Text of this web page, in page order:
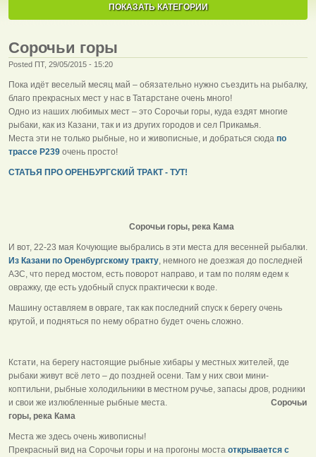
ПОКАЗАТЬ КАТЕГОРИИ
Сорочьи горы
Posted ПТ, 29/05/2015 - 15:20
Пока идёт веселый месяц май – обязательно нужно съездить на рыбалку,
благо прекрасных мест у нас в Татарстане очень много!
Одно из наших любимых мест – это Сорочьи горы, куда ездят многие
рыбаки, как из Казани, так и из других городов и сел Прикамья.
Места эти не только рыбные, но и живописные, и добраться сюда по
трассе Р239 очень просто!
СТАТЬЯ ПРО ОРЕНБУРГСКИЙ ТРАКТ - ТУТ!
Сорочьи горы, река Кама
И вот, 22-23 мая Кочующие выбрались в эти места для весенней рыбалки.
Из Казани по Оренбургскому тракту, немного не доезжая до последней
АЗС, что перед мостом, есть поворот направо, и там по полям едем к
овражку, где есть удобный спуск практически к воде.
Машину оставляем в овраге, так как последний спуск к берегу очень
крутой, и подняться по нему обратно будет очень сложно.
Кстати, на берегу настоящие рыбные хибары у местных жителей, где
рыбаки живут всё лето – до поздней осени. Там у них свои мини-
коптильни, рыбные холодильники в местном ручье, запасы дров, родники
и свои же излюбленные рыбные места.
Сорочьи
горы, река Кама
Места же здесь очень живописны!
Прекрасный вид на Сорочьи горы и на прогоны моста открывается с